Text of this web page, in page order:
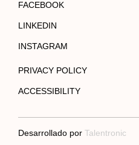
FACEBOOK
LINKEDIN
INSTAGRAM
PRIVACY POLICY
ACCESSIBILITY
Desarrollado por Talentronic